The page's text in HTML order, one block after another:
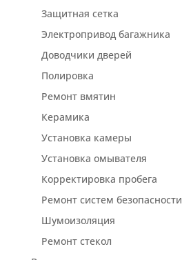
Защитная сетка
Электропривод багажника
Доводчики дверей
Полировка
Ремонт вмятин
Керамика
Установка камеры
Установка омывателя
Корректировка пробега
Ремонт систем безопасности
Шумоизоляция
Ремонт стекол